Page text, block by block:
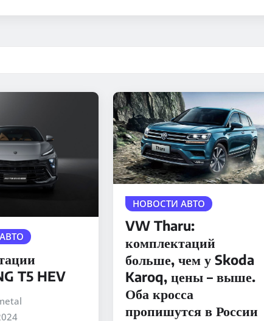
T5 HEV
НОВОСТИ АВТО
VW Tharu:
комплектаций
больше, чем у Skoda
Karoq, цены – выше.
Оба кросса
пропишутся в России